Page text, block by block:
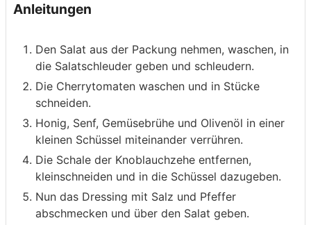
Anleitungen
Den Salat aus der Packung nehmen, waschen, in
die Salatschleuder geben und schleudern.
Die Cherrytomaten waschen und in Stücke
schneiden.
Honig, Senf, Gemüsebrühe und Olivenöl in einer
kleinen Schüssel miteinander verrühren.
Die Schale der Knoblauchzehe entfernen,
kleinschneiden und in die Schüssel dazugeben.
Nun das Dressing mit Salz und Pfeffer
abschmecken und über den Salat geben.